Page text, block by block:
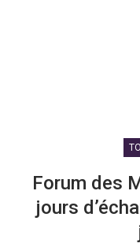
Forum des
jours